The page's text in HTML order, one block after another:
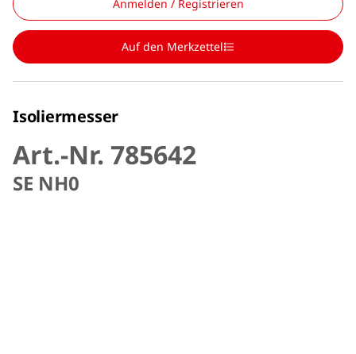
Anmelden / Registrieren
Auf den Merkzettel
Isoliermesser
Art.-Nr. 785642
SE NH0